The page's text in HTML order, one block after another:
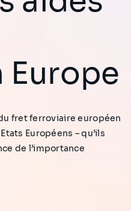
fret ferroviaire européen
Européens – qu’ils
de l’importance